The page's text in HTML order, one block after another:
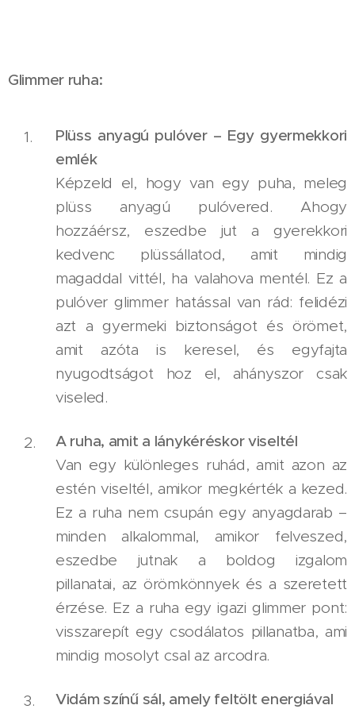
Glimmer ruha:
Plüss anyagú pulóver – Egy gyermekkori
emlék
Képzeld el, hogy van egy puha, meleg
plüss anyagú pulóvered. Ahogy
hozzáérsz, eszedbe jut a gyerekkori
kedvenc plüssállatod, amit mindig
magaddal vittél, ha valahova mentél. Ez a
pulóver glimmer hatással van rád: felidézi
azt a gyermeki biztonságot és örömet,
amit azóta is keresel, és egyfajta
nyugodtságot hoz el, ahányszor csak
viseled.
A ruha, amit a lánykéréskor viseltél
Van egy különleges ruhád, amit azon az
estén viseltél, amikor megkérték a kezed.
Ez a ruha nem csupán egy anyagdarab –
minden alkalommal, amikor felveszed,
eszedbe jutnak a boldog izgalom
pillanatai, az örömkönnyek és a szeretett
érzése. Ez a ruha egy igazi glimmer pont:
visszarepít egy csodálatos pillanatba, ami
mindig mosolyt csal az arcodra.
Vidám színű sál, amely feltölt energiával